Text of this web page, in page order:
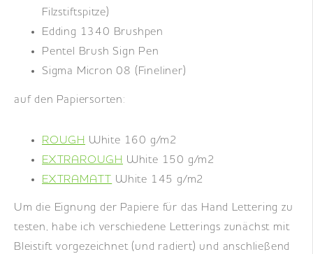
Filzstiftspitze)
Edding 1340 Brushpen
Pentel Brush Sign Pen
Sigma Micron 08 (Fineliner)
auf den Papiersorten:
ROUGH White 160 g/m2
EXTRAROUGH White 150 g/m2
EXTRAMATT
White 145 g/m2
Um die Eignung der Papiere für das Hand Lettering zu
testen, habe ich verschiedene Letterings zunächst mit
Bleistift vorgezeichnet (und radiert) und anschließend